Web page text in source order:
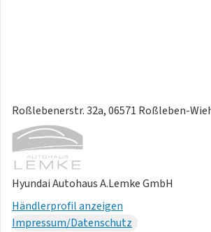
Geschwindigkeitsregelanlage mit
Insassenalarm (ROA)
Spurfolgeassistent (LFA)
Spurhaltewarnsystem (LDW)
Airbags
Beifahrerairbag deaktivierbar
Roßlebenerstr. 32a, 06571 Roßleben-
Hyundai Autohaus A.Lemke GmbH
Händlerprofil anzeigen
Impressum/Datenschutz